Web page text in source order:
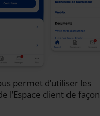
permet d’utiliser les
l’Espace client de façon